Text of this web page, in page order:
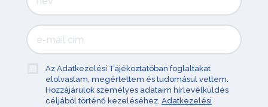
Az Adatkezelési Tájékoztatóban foglaltakat
elolvastam, megértettem és tudomásul vettem.
Hozzájárulok személyes adataim hírlevélküldés
céljából történő kezeléséhez. Adatkezelési